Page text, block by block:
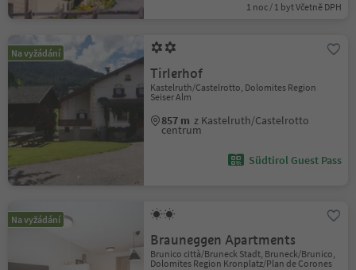
1 noc / 1 byt Včetně DPH
Na vyžádání
Tirlerhof
Kastelruth/Castelrotto, Dolomites Region
Seiser Alm
857 m z Kastelruth/Castelrotto
centrum
Südtirol Guest Pass
Na vyžádání
Brauneggen Apartments
Brunico città/Bruneck Stadt, Bruneck/Brunico,
Dolomites Region Kronplatz/Plan de Corones